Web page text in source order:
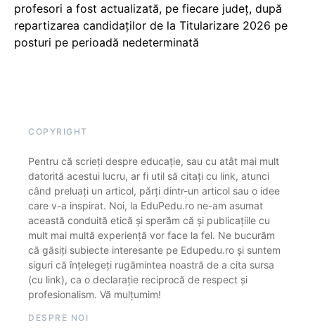
profesori a fost actualizată, pe fiecare județ, după
repartizarea candidaților de la Titularizare 2026 pe
posturi pe perioadă nedeterminată
COPYRIGHT
Pentru că scrieți despre educație, sau cu atât mai mult
datorită acestui lucru, ar fi util să citați cu link, atunci
când preluați un articol, părți dintr-un articol sau o idee
care v-a inspirat. Noi, la EduPedu.ro ne-am asumat
această conduită etică și sperăm că și publicațiile cu
mult mai multă experiență vor face la fel. Ne bucurăm
că găsiți subiecte interesante pe Edupedu.ro și suntem
siguri că înțelegeți rugămintea noastră de a cita sursa
(cu link), ca o declarație reciprocă de respect și
profesionalism. Vă mulțumim!
DESPRE NOI